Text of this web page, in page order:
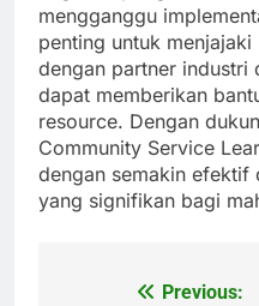
mengganggu
penting untuk
dengan partner industri
dapat memberikan
resource. Dengan
Community Service
dengan semakin efektif
yang signifikan bagi
Previous: